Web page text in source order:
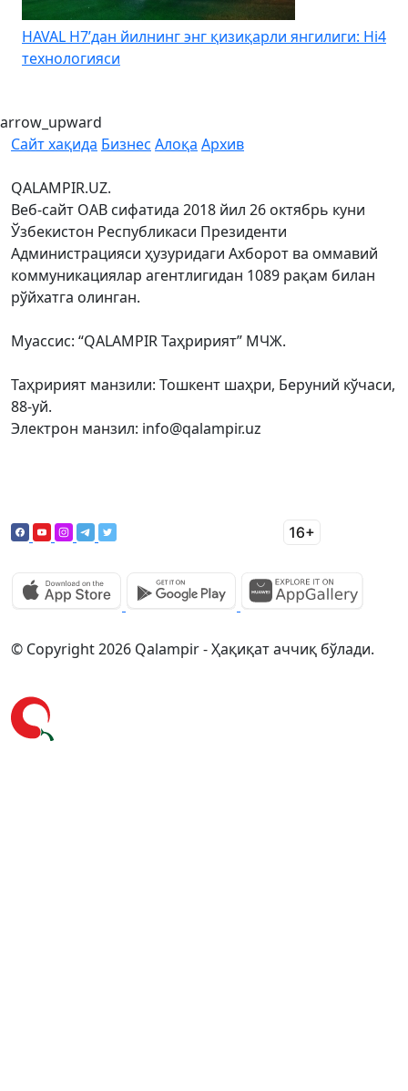
HAVAL H7’дан йилнинг энг қизиқарли янгилиги: Hi4
технологияси
arrow_upward
Сайт хақида Бизнес Алоқа Архив
QALAMPIR.UZ.
Веб-сайт ОАВ сифатида 2018 йил 26 октябрь куни
Ўзбекистон Республикаси Президенти
Администрацияси ҳузуридаги Ахборот ва оммавий
коммуникациялар агентлигидан 1089 рақам билан
рўйхатга олинган.
Муассис: “QALAMPIR Таҳририят” МЧЖ.
Таҳририят манзили: Тошкент шаҳри, Беруний кўчаси,
88-уй.
Электрон манзил: info@qalampir.uz
© Copyright 2026 Qalampir - Ҳақиқат аччиқ бўлади.